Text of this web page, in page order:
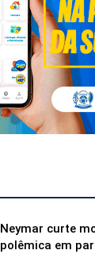
Neymar curte
polêmica em